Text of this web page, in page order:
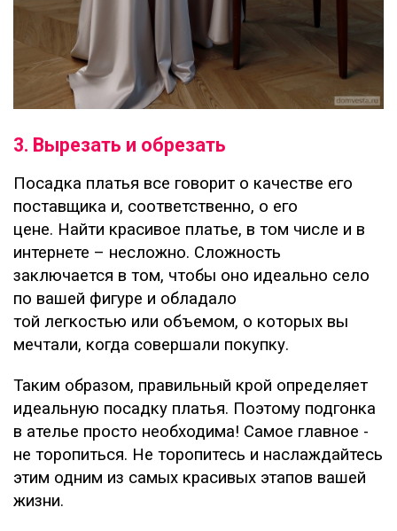
3. Вырезать и обрезать
Посадка платья все говорит о качестве его
поставщика и, соответственно, о его
цене. Найти красивое платье, в том числе и в
интернете – несложно. Сложность
заключается в том, чтобы оно идеально село
по вашей фигуре и обладало
той легкостью или объемом, о которых вы
мечтали, когда совершали покупку.
Таким образом, правильный крой определяет
идеальную посадку платья. Поэтому подгонка
в ателье просто необходима! Самое главное -
не торопиться. Не торопитесь и наслаждайтесь
этим одним из самых красивых этапов вашей
жизни.